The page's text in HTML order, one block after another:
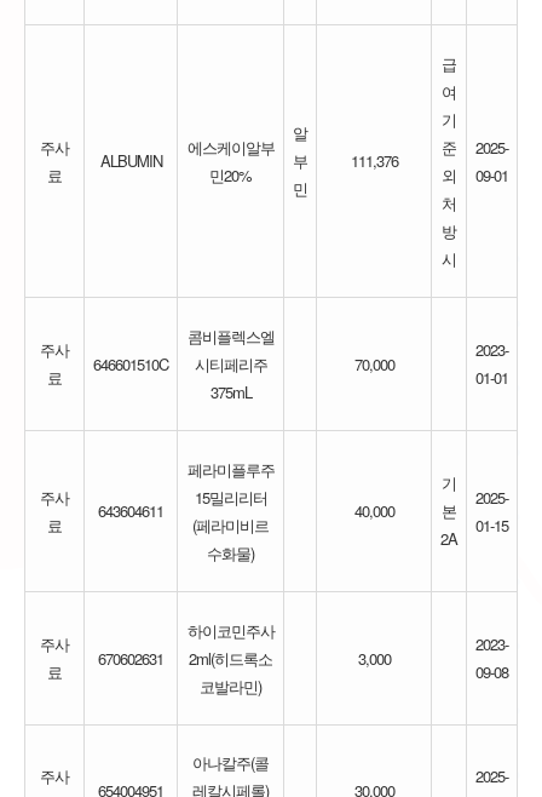
주사
료
ALBUMIN
에스케이알부
민20%
알
부
민
111,376
급
여
기
준
외
처
방
시
2025-
09-01
주사
료
646601510C
콤비플렉스엘
시티페리주
375mL
70,000
2023-
01-01
주사
료
643604611
페라미플루주
15밀리리터
(페라미비르
수화물)
40,000
기
본
2A
2025-
01-15
주사
료
670602631
하이코민주사
2ml(히드록소
코발라민)
3,000
2023-
09-08
주사
654004951
아나칼주(콜
레칼시페롤)
30,000
2025-